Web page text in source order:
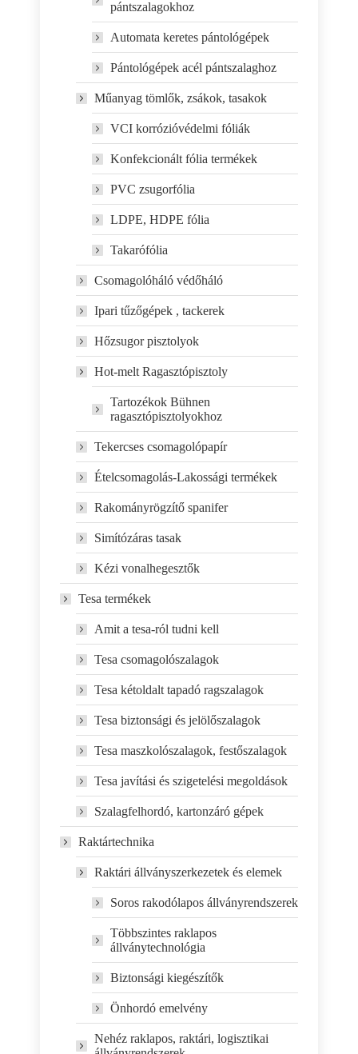
pántszalagokhoz
Automata keretes pántológépek
Pántológépek acél pántszalaghoz
Műanyag tömlők, zsákok, tasakok
VCI korrózióvédelmi fóliák
Konfekcionált fólia termékek
PVC zsugorfólia
LDPE, HDPE fólia
Takarófólia
Csomagolóháló védőháló
Ipari tűzőgépek , tackerek
Hőzsugor pisztolyok
Hot-melt Ragasztópisztoly
Tartozékok Bühnen
ragasztópisztolyokhoz
Tekercses csomagolópapír
Ételcsomagolás-Lakossági termékek
Rakományrögzítő spanifer
Simítózáras tasak
Kézi vonalhegesztők
Tesa termékek
Amit a tesa-ról tudni kell
Tesa csomagolószalagok
Tesa kétoldalt tapadó ragszalagok
Tesa biztonsági és jelölőszalagok
Tesa maszkolószalagok, festőszalagok
Tesa javítási és szigetelési megoldások
Szalagfelhordó, kartonzáró gépek
Raktártechnika
Raktári állványszerkezetek és elemek
Soros rakodólapos állványrendszerek
Többszintes raklapos
állványtechnológia
Biztonsági kiegészítők
Önhordó emelvény
Nehéz raklapos, raktári, logisztikai